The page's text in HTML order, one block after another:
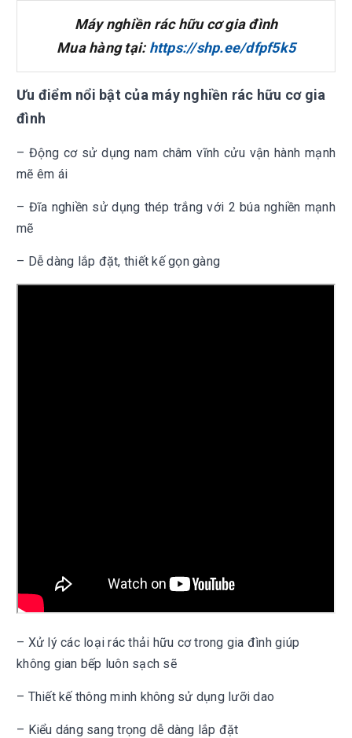
Máy nghiền rác hữu cơ gia đình
Mua hàng tại: https://shp.ee/dfpf5k5
Ưu điểm nổi bật của máy nghiền rác hữu cơ gia
đình
– Động cơ sử dụng nam châm vĩnh cửu vận hành mạnh
mẽ êm ái
– Đĩa nghiền sử dụng thép trắng với 2 búa nghiền mạnh
mẽ
– Dễ dàng lắp đặt, thiết kế gọn gàng
– Xử lý các loại rác thải hữu cơ trong gia đình giúp
không gian bếp luôn sạch sẽ
– Thiết kế thông minh không sử dụng lưỡi dao
– Kiểu dáng sang trọng dễ dàng lắp đặt